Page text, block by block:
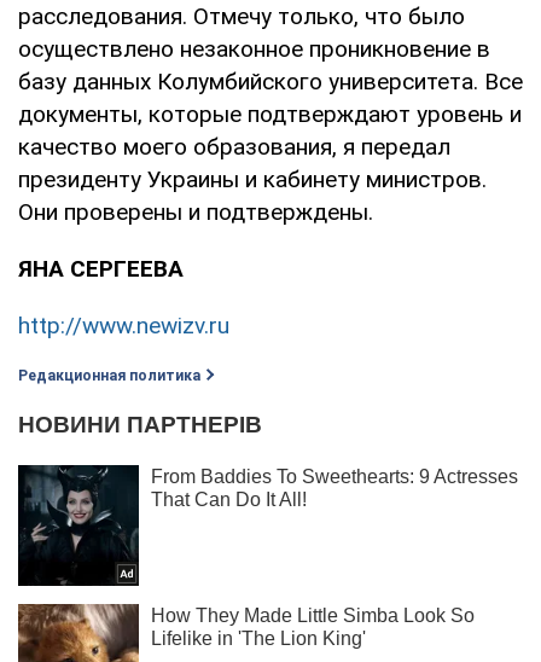
расследования. Отмечу только, что было
осуществлено незаконное проникновение в
базу данных Колумбийского университета. Все
документы, которые подтверждают уровень и
качество моего образования, я передал
президенту Украины и кабинету министров.
Они проверены и подтверждены.
ЯНА СЕРГЕЕВА
http://www.newizv.ru
Редакционная политика